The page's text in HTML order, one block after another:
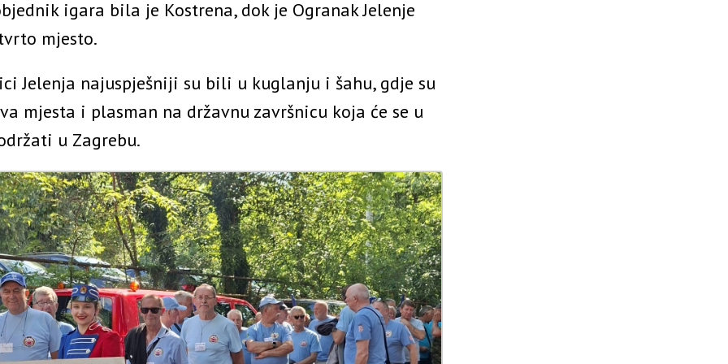
igara bila je Kostrena, dok je Ogranak Jelenje
mjesto.
Jelenja najuspješniji su bili u kuglanju i šahu, gdje su
mjesta i plasman na državnu završnicu koja će se u
u Zagrebu.